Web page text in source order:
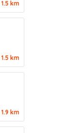
1.5 km
1.5 km
1.9 km